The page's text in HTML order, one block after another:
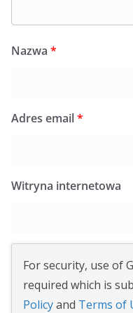
Nazwa *
Adres email*
Witryna internetowa
For security, use of
required which is
Policyand Terms of